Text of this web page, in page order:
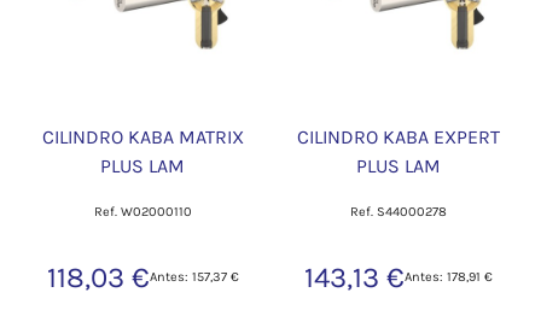
CILINDRO KABA MATRIX
PLUS LAM
Ref. W02000110
118,03 €Antes: 157,37 €
CILINDRO KABA EXPERT
PLUS LAM
Ref. S44000278
143,13 €Antes: 178,91 €